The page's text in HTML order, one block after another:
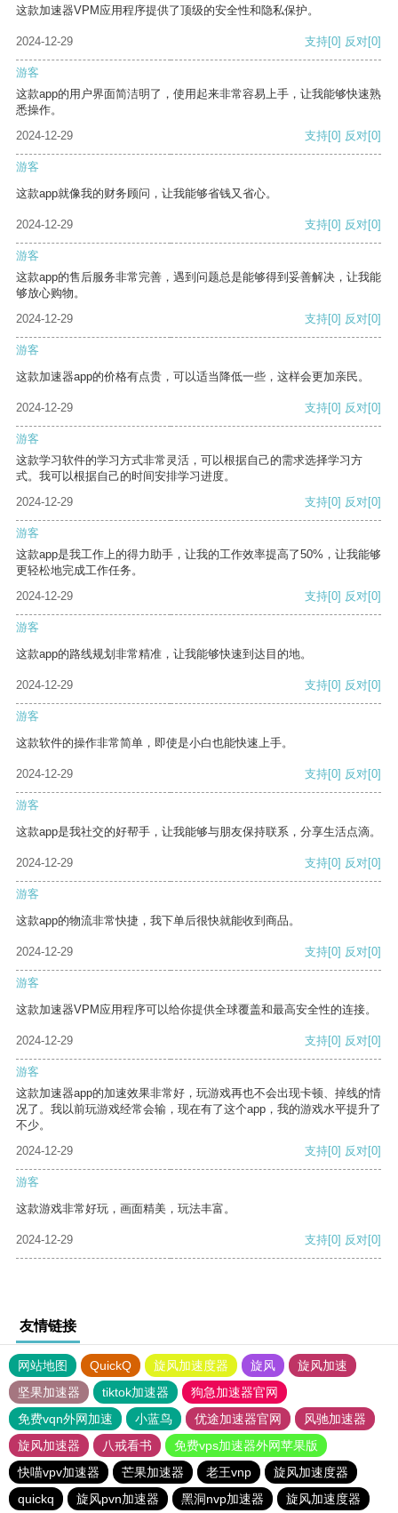
这款加速器VPM应用程序提供了顶级的安全性和隐私保护。
2024-12-29 支持[0] 反对[0]
游客
这款app的用户界面简洁明了，使用起来非常容易上手，让我能够快速熟
悉操作。
2024-12-29
支持[0] 反对[0]
游客
这款app就像我的财务顾问，让我能够省钱又省心。
2024-12-29 支持[0] 反对[0]
游客
这款app的售后服务非常完善，遇到问题总是能够得到妥善解决，让我能
够放心购物。
2024-12-29
支持[0] 反对[0]
游客
这款加速器app的价格有点贵，可以适当降低一些，这样会更加亲民。
2024-12-29 支持[0] 反对[0]
游客
这款学习软件的学习方式非常灵活，可以根据自己的需求选择学习方
式。我可以根据自己的时间安排学习进度。
2024-12-29
支持[0] 反对[0]
游客
这款app是我工作上的得力助手，让我的工作效率提高了50%，让我能够
更轻松地完成工作任务。
2024-12-29
支持[0] 反对[0]
游客
这款app的路线规划非常精准，让我能够快速到达目的地。
2024-12-29 支持[0] 反对[0]
游客
这款软件的操作非常简单，即使是小白也能快速上手。
2024-12-29 支持[0] 反对[0]
游客
这款app是我社交的好帮手，让我能够与朋友保持联系，分享生活点滴。
2024-12-29 支持[0] 反对[0]
游客
这款app的物流非常快捷，我下单后很快就能收到商品。
2024-12-29 支持[0] 反对[0]
游客
这款加速器VPM应用程序可以给你提供全球覆盖和最高安全性的连接。
2024-12-29 支持[0] 反对[0]
游客
这款加速器app的加速效果非常好，玩游戏再也不会出现卡顿、掉线的情
况了。我以前玩游戏经常会输，现在有了这个app，我的游戏水平提升了
不少。
2024-12-29
支持[0] 反对[0]
游客
这款游戏非常好玩，画面精美，玩法丰富。
2024-12-29 支持[0] 反对[0]
友情链接
网站地图 QuickQ 旋风加速度器 旋风
旋风加速
坚果加速器
tiktok加速器
狗急加速器官网
免费vqn外网加速
小蓝鸟 优途加速器官网
风驰加速器
旋风加速器
八戒看书
免费vps加速器外网苹果版
快喵vpv加速器
芒果加速器 老王vnp
旋风加速度器
quickq
旋风pvn加速器 黑洞nvp加速器 旋风加速度器